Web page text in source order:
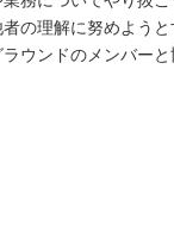
者の理解に努めよう
ラウンドのメンバー